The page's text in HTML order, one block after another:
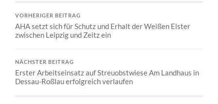
VORHERIGER BEITRAG
AHA setzt sich für Schutz und Erhalt der Weißen Elster
zwischen Leipzig und Zeitz ein
NÄCHSTER BEITRAG
Erster Arbeitseinsatz auf Streuobstwiese Am Landhaus in
Dessau-Roßlau erfolgreich verlaufen